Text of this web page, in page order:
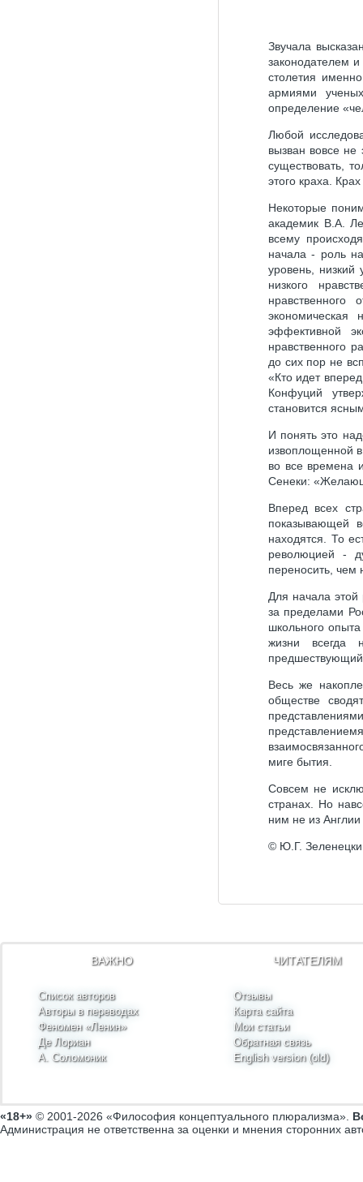
Звучала
законодателем
столетия
армиями
определение
Любой
вызван вовсе
существовать,
этого краха.
Некоторые
академик В.А.
всему
начала - роль
уровень, низкий
низкого
экономическая
эффективной
нравственного
до сих пор не
«Кто идет
Конфуций
становится
И понять это
извоплощенной
во все времена
Сенеки:
Вперед всех
показывающей
находятся. То
революцией -
переносить, чем
Для начала
за пределами
школьного
жизни всегда
Весь же
обществе
миге бытия.
Совсем не
странах. Но
ним не из
© Ю.Г.
ВАЖНО
Список авторов
Авторы в переводах
Феномен «Ленин»
Де Лориан
А. Соломоник
ЧИТАТЕЛЯМ
Отзывы
Карта сайта
Мои статьи
Обратная связь
English version (old)
«18+» © 2001-2026 «Философия концептуального плюрализма».
Администрация не ответственна за оценки и мнения сторонних